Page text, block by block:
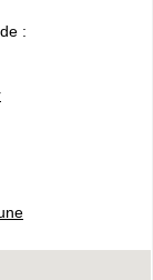
de :